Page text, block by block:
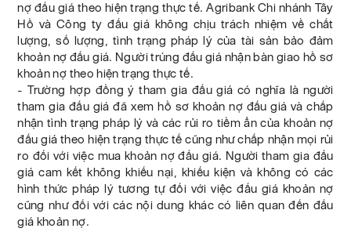
nợ đấu giá theo hiện trạng thực tế. Agribank Chi nhánh Tây
Hồ và Công ty đấu giá không chịu trách nhiệm về chất
lượng, số lượng, tình trạng pháp lý của tài sản bảo đảm
khoản nợ đấu giá. Người trúng đấu giá nhận bàn giao hồ sơ
khoản nợ theo hiện trạng thực tế.
- Trường hợp đồng ý tham gia đấu giá có nghĩa là người
tham gia đấu giá đã xem hồ sơ khoản nợ đấu giá và chấp
nhận tình trạng pháp lý và các rủi ro tiềm ẩn của khoản nợ
đấu giá theo hiện trạng thực tế cũng như chấp nhận mọi rủi
ro đối với việc mua khoản nợ đấu giá. Người tham gia đấu
giá cam kết không khiếu nại, khiếu kiện và không có các
hình thức pháp lý tương tự đối với việc đấu giá khoản nợ
cũng như đối với các nội dung khác có liên quan đến đấu
giá khoản nợ.